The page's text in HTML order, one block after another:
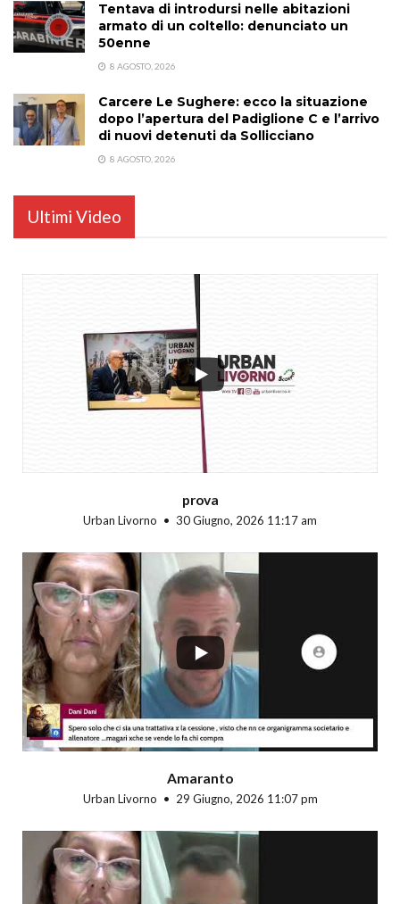
Tentava di introdursi nelle abitazioni
armato di un coltello: denunciato un
50enne
8 AGOSTO, 2026
Carcere Le Sughere: ecco la situazione
dopo l’apertura del Padiglione C e l’arrivo
di nuovi detenuti da Sollicciano
8 AGOSTO, 2026
Ultimi Video
prova
Urban Livorno 30 Giugno, 2026 11:17 am
Amaranto
Urban Livorno 29 Giugno, 2026 11:07 pm